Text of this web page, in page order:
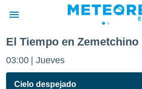
de
por
El Tiempo en Zemetchino
03:00 Jueves
Cielo despejado